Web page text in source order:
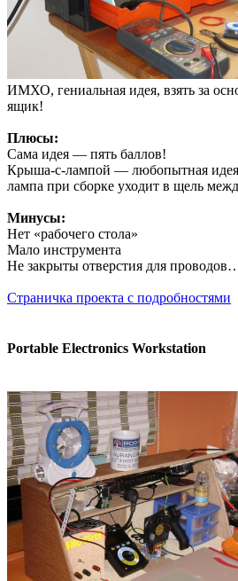
ИМХО, гениальная идея, взять за
ящик!
Плюсы:
Сама идея — пять баллов!
Крыша-с-лампой — любопытная идея,
лампа при сборке уходит в щель
Минусы:
Нет «рабочего стола»
Мало инструмента
Не закрыты отверстия для
Страничка проекта с подробностями
Portable Electronics Workstation